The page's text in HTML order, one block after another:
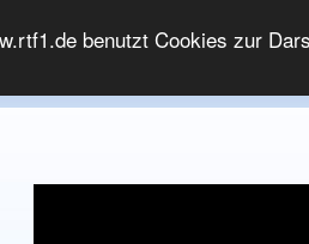
benutzt Cookies zur